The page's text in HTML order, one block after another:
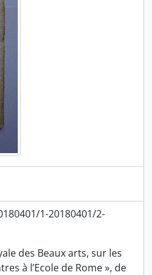
1-20180401/2-
des Beaux arts, sur les
à l’Ecole de Rome », de